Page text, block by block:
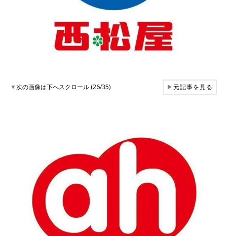
▼次の画像は下へスクロール (26/35) ▶元記事を見る